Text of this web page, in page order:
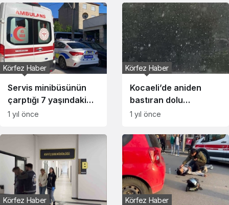
Servis minibüsünün
çarptığı 7 yaşındaki
çocuk yaralandı
Körfez Haber
1 yıl önce
Kocaeli’de aniden
bastıran dolu
sürücülere zor anlar
Körfez Haber
1 yıl önce
Körfez Haber Körfez Haber